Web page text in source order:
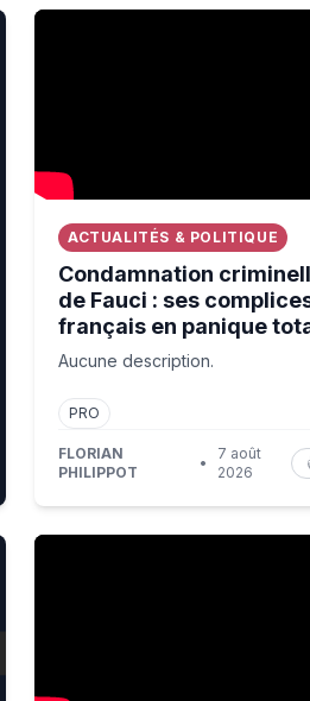
Condamnation criminelle de
ACTUALITÉS & POLITIQUE
Condamnation
de Fauci : ses
français en panique
Aucune description.
PRO
FLORIAN
PHILIPPOT
•
7 août
2026
MARIO ODYSSEY #05 : LE